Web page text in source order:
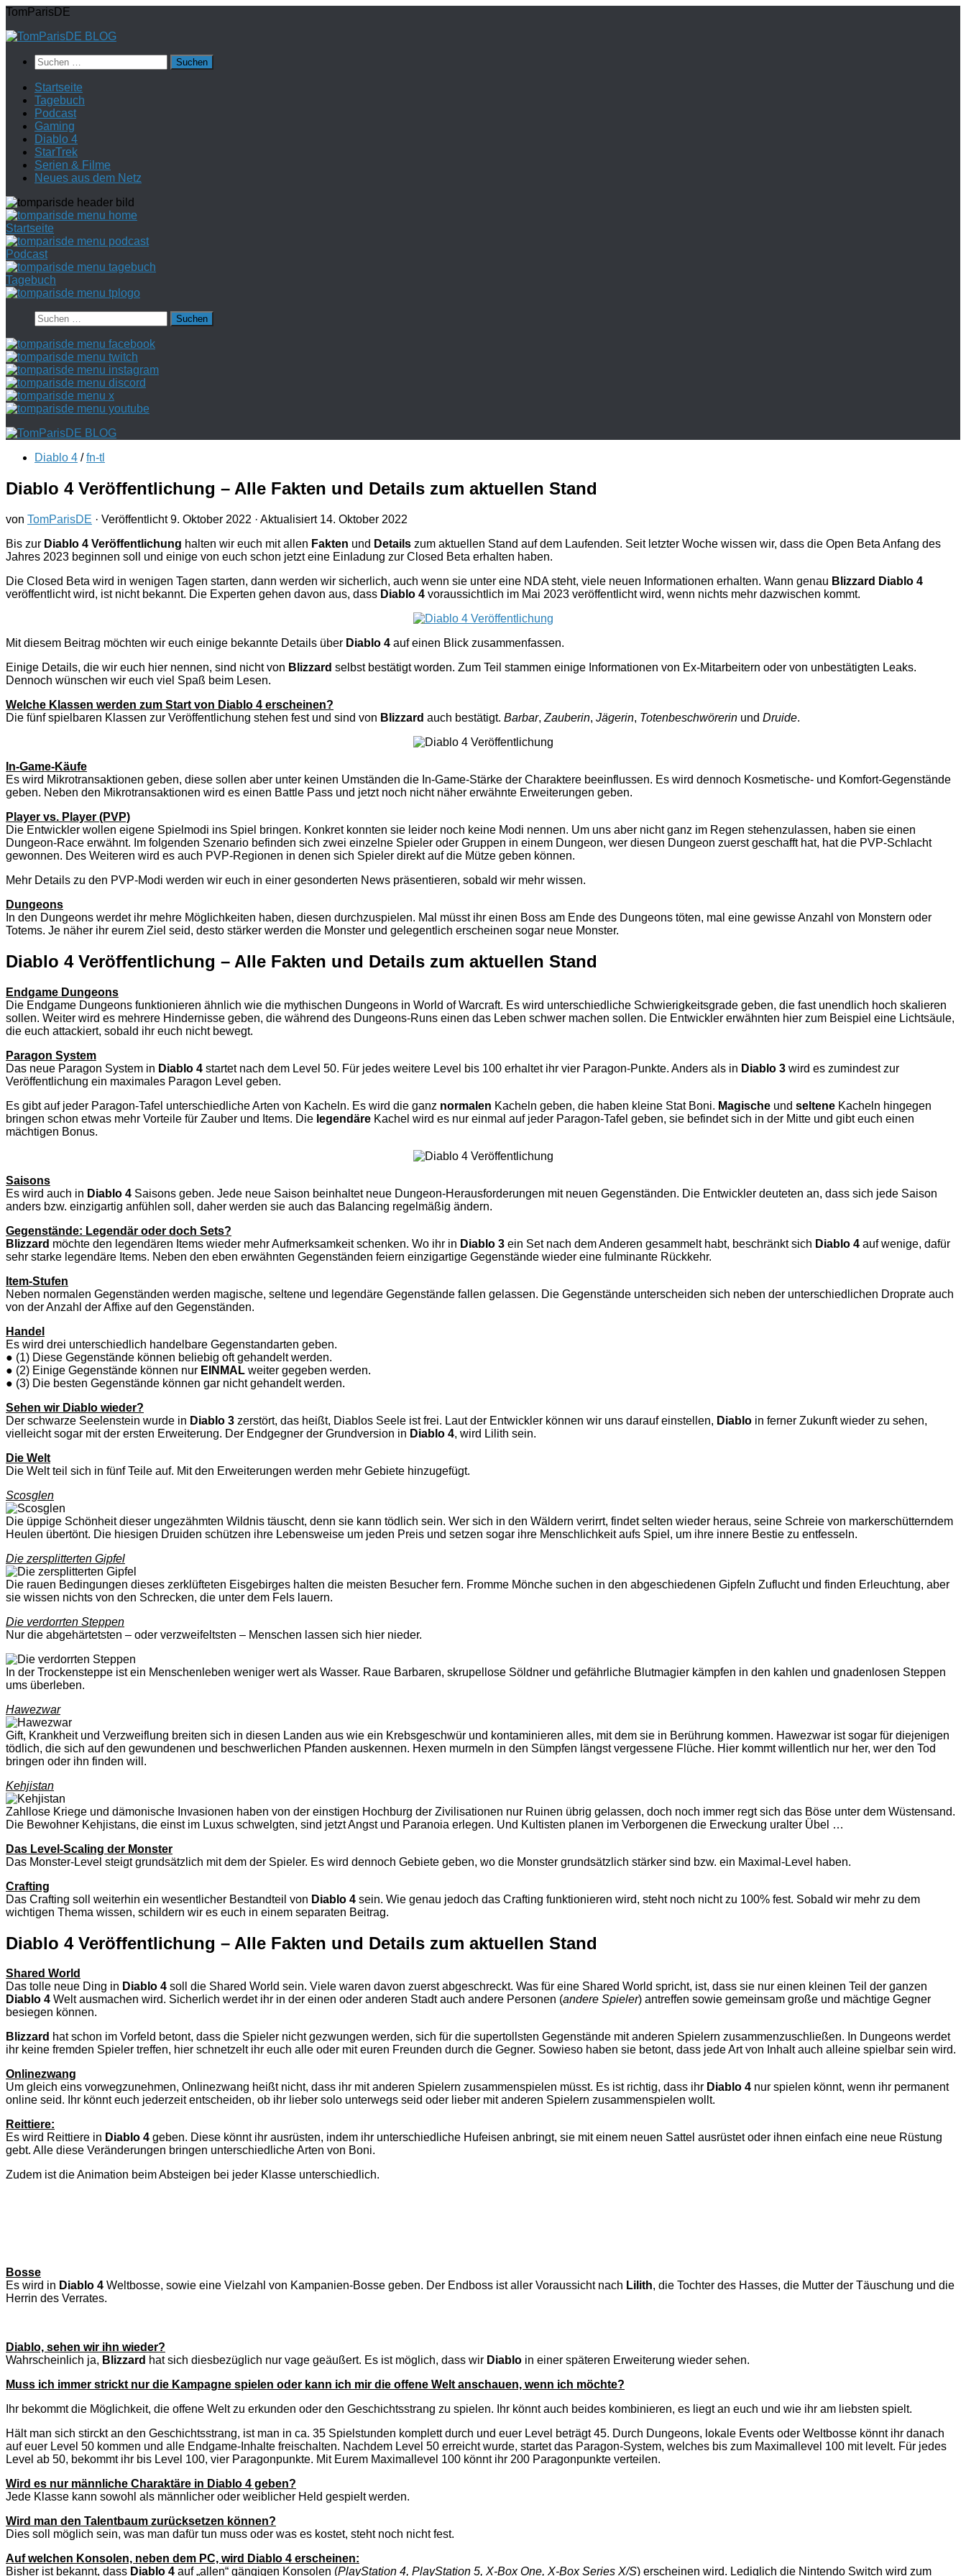
Zum
springen
TomParisDE
Suchen
nach:
Startseite
Tagebuch
Podcast
Gaming
Diablo 4
StarTrek
Serien & Filme
Neues aus dem Netz
Startseite
Podcast
Tagebuch
Suchen
nach:
Diablo 4 / fn-tl
Diablo 4 Veröffentlichung – Alle Fakten und Details zum aktuellen Stand
von TomParisDE · Veröffentlicht9. Oktober 2022 · Aktualisiert 14. Oktober 2022
Bis zur Diablo 4 Veröffentlichung halten wir euch mit allen Fakten und Details zum aktuellen Stand auf dem Laufenden. Seit letzter Woche wissen wir, dass die Open Beta Anfang des
Jahres 2023 beginnen soll und einige von euch schon jetzt eine Einladung zur Closed Beta erhalten haben.
Die Closed Beta wird in wenigen Tagen starten, dann werden wir sicherlich, auch wenn sie unter eine NDA steht, viele neuen Informationen erhalten. Wann genau Blizzard Diablo 4
veröffentlicht wird, ist nicht bekannt. Die Experten gehen davon aus, dass Diablo 4 voraussichtlich im Mai 2023 veröffentlicht wird, wenn nichts mehr dazwischen kommt.
Mit diesem Beitrag möchten wir euch einige bekannte Details über Diablo 4 auf einen Blick zusammenfassen.
Einige Details, die wir euch hier nennen, sind nicht von Blizzard selbst bestätigt worden. Zum Teil stammen einige Informationen von Ex-Mitarbeitern oder von unbestätigten Leaks.
Dennoch wünschen wir euch viel Spaß beim Lesen.
Welche Klassen werden zum Start von Diablo 4 erscheinen?
Die fünf spielbaren Klassen zur Veröffentlichung stehen fest und sind von Blizzard auch bestätigt. Barbar, Zauberin, Jägerin, Totenbeschwörerin und Druide.
In-Game-Käufe
Es wird Mikrotransaktionen geben, diese sollen aber unter keinen Umständen die In-Game-Stärke der Charaktere beeinflussen. Es wird dennoch Kosmetische- und Komfort-Gegenstände
geben. Neben den Mikrotransaktionen wird es einen Battle Pass und jetzt noch nicht näher erwähnte Erweiterungen geben.
Player vs. Player (PVP)
Die Entwickler wollen eigene Spielmodi ins Spiel bringen. Konkret konnten sie leider noch keine Modi nennen. Um uns aber nicht ganz im Regen stehenzulassen, haben sie einen
Dungeon-Race erwähnt. Im folgenden Szenario befinden sich zwei einzelne Spieler oder Gruppen in einem Dungeon, wer diesen Dungeon zuerst geschafft hat, hat die PVP-Schlacht
gewonnen. Des Weiteren wird es auch PVP-Regionen in denen sich Spieler direkt auf die Mütze geben können.
Mehr Details zu den PVP-Modi werden wir euch in einer gesonderten News präsentieren, sobald wir mehr wissen.
Dungeons
In den Dungeons werdet ihr mehre Möglichkeiten haben, diesen durchzuspielen. Mal müsst ihr einen Boss am Ende des Dungeons töten, mal eine gewisse Anzahl von Monstern oder
Totems. Je näher ihr eurem Ziel seid, desto stärker werden die Monster und gelegentlich erscheinen sogar neue Monster.
Diablo 4 Veröffentlichung – Alle Fakten und Details zum aktuellen Stand
Endgame Dungeons
Die Endgame Dungeons funktionieren ähnlich wie die mythischen Dungeons in World of Warcraft. Es wird unterschiedliche Schwierigkeitsgrade geben, die fast unendlich hoch skalieren
sollen. Weiter wird es mehrere Hindernisse geben, die während des Dungeons-Runs einen das Leben schwer machen sollen. Die Entwickler erwähnten hier zum Beispiel eine Lichtsäule,
die euch attackiert, sobald ihr euch nicht bewegt.
Paragon System
Das neue Paragon System in Diablo 4 startet nach dem Level 50. Für jedes weitere Level bis 100 erhaltet ihr vier Paragon-Punkte. Anders als in Diablo 3 wird es zumindest zur
Veröffentlichung ein maximales Paragon Level geben.
Es gibt auf jeder Paragon-Tafel unterschiedliche Arten von Kacheln. Es wird die ganz normalen Kacheln geben, die haben kleine Stat Boni. Magische und seltene Kacheln hingegen
bringen schon etwas mehr Vorteile für Zauber und Items. Die legendäre Kachel wird es nur einmal auf jeder Paragon-Tafel geben, sie befindet sich in der Mitte und gibt euch einen
mächtigen Bonus.
Saisons
Es wird auch in Diablo 4 Saisons geben. Jede neue Saison beinhaltet neue Dungeon-Herausforderungen mit neuen Gegenständen. Die Entwickler deuteten an, dass sich jede Saison
anders bzw. einzigartig anfühlen soll, daher werden sie auch das Balancing regelmäßig ändern.
Gegenstände: Legendär oder doch Sets?
Blizzard möchte den legendären Items wieder mehr Aufmerksamkeit schenken. Wo ihr in Diablo 3 ein Set nach dem Anderen gesammelt habt, beschränkt sich Diablo 4 auf wenige, dafür
sehr starke legendäre Items. Neben den eben erwähnten Gegenständen feiern einzigartige Gegenstände wieder eine fulminante Rückkehr.
Item-Stufen
Neben normalen Gegenständen werden magische, seltene und legendäre Gegenstände fallen gelassen. Die Gegenstände unterscheiden sich neben der unterschiedlichen Droprate auch
von der Anzahl der Affixe auf den Gegenständen.
Handel
Es wird drei unterschiedlich handelbare Gegenstandarten geben.
● (1) Diese Gegenstände können beliebig oft gehandelt werden.
● (2) Einige Gegenstände können nur EINMAL weiter gegeben werden.
● (3) Die besten Gegenstände können gar nicht gehandelt werden.
Sehen wir Diablo wieder?
Der schwarze Seelenstein wurde in Diablo 3 zerstört, das heißt, Diablos Seele ist frei. Laut der Entwickler können wir uns darauf einstellen, Diablo in ferner Zukunft wieder zu sehen,
vielleicht sogar mit der ersten Erweiterung. Der Endgegner der Grundversion in Diablo 4, wird Lilith sein.
Die Welt
Die Welt teil sich in fünf Teile auf. Mit den Erweiterungen werden mehr Gebiete hinzugefügt.
Scosglen
Die üppige Schönheit dieser ungezähmten Wildnis täuscht, denn sie kann tödlich sein. Wer sich in den Wäldern verirrt, findet selten wieder heraus, seine Schreie von markerschütterndem
Heulen übertönt. Die hiesigen Druiden schützen ihre Lebensweise um jeden Preis und setzen sogar ihre Menschlichkeit aufs Spiel, um ihre innere Bestie zu entfesseln.
Die zersplitterten Gipfel
Die rauen Bedingungen dieses zerklüfteten Eisgebirges halten die meisten Besucher fern. Fromme Mönche suchen in den abgeschiedenen Gipfeln Zuflucht und finden Erleuchtung, aber
sie wissen nichts von den Schrecken, die unter dem Fels lauern.
Die verdorrten Steppen
Nur die abgehärtetsten – oder verzweifeltsten – Menschen lassen sich hier nieder.
In der Trockensteppe ist ein Menschenleben weniger wert als Wasser. Raue Barbaren, skrupellose Söldner und gefährliche Blutmagier kämpfen in den kahlen und gnadenlosen Steppen
ums überleben.
Hawezwar
Gift, Krankheit und Verzweiflung breiten sich in diesen Landen aus wie ein Krebsgeschwür und kontaminieren alles, mit dem sie in Berührung kommen. Hawezwar ist sogar für diejenigen
tödlich, die sich auf den gewundenen und beschwerlichen Pfanden auskennen. Hexen murmeln in den Sümpfen längst vergessene Flüche. Hier kommt willentlich nur her, wer den Tod
bringen oder ihn finden will.
Kehjistan
Zahllose Kriege und dämonische Invasionen haben von der einstigen Hochburg der Zivilisationen nur Ruinen übrig gelassen, doch noch immer regt sich das Böse unter dem Wüstensand.
Die Bewohner Kehjistans, die einst im Luxus schwelgten, sind jetzt Angst und Paranoia erlegen. Und Kultisten planen im Verborgenen die Erweckung uralter Übel …
Das Level-Scaling der Monster
Das Monster-Level steigt grundsätzlich mit dem der Spieler. Es wird dennoch Gebiete geben, wo die Monster grundsätzlich stärker sind bzw. ein Maximal-Level haben.
Crafting
Das Crafting soll weiterhin ein wesentlicher Bestandteil von Diablo 4 sein. Wie genau jedoch das Crafting funktionieren wird, steht noch nicht zu 100% fest. Sobald wir mehr zu dem
wichtigen Thema wissen, schildern wir es euch in einem separaten Beitrag.
Diablo 4 Veröffentlichung – Alle Fakten und Details zum aktuellen Stand
Shared World
Das tolle neue Ding in Diablo 4 soll die Shared World sein. Viele waren davon zuerst abgeschreckt. Was für eine Shared World spricht, ist, dass sie nur einen kleinen Teil der ganzen
Diablo 4 Welt ausmachen wird. Sicherlich werdet ihr in der einen oder anderen Stadt auch andere Personen (andere Spieler) antreffen sowie gemeinsam große und mächtige Gegner
besiegen können.
Blizzard hat schon im Vorfeld betont, dass die Spieler nicht gezwungen werden, sich für die supertollsten Gegenstände mit anderen Spielern zusammenzuschließen. In Dungeons werdet
ihr keine fremden Spieler treffen, hier schnetzelt ihr euch alle oder mit euren Freunden durch die Gegner. Sowieso haben sie betont, dass jede Art von Inhalt auch alleine spielbar sein wird.
Onlinezwang
Um gleich eins vorwegzunehmen, Onlinezwang heißt nicht, dass ihr mit anderen Spielern zusammenspielen müsst. Es ist richtig, dass ihr Diablo 4 nur spielen könnt, wenn ihr permanent
online seid. Ihr könnt euch jederzeit entscheiden, ob ihr lieber solo unterwegs seid oder lieber mit anderen Spielern zusammenspielen wollt.
Reittiere:
Es wird Reittiere in Diablo 4 geben. Diese könnt ihr ausrüsten, indem ihr unterschiedliche Hufeisen anbringt, sie mit einem neuen Sattel ausrüstet oder ihnen einfach eine neue Rüstung
gebt. Alle diese Veränderungen bringen unterschiedliche Arten von Boni.
Zudem ist die Animation beim Absteigen bei jeder Klasse unterschiedlich.
Bosse
Es wird in Diablo 4 Weltbosse, sowie eine Vielzahl von Kampanien-Bosse geben. Der Endboss ist aller Voraussicht nach Lilith, die Tochter des Hasses, die Mutter der Täuschung und die
Herrin des Verrates.
Diablo, sehen wir ihn wieder?
Wahrscheinlich ja, Blizzard hat sich diesbezüglich nur vage geäußert. Es ist möglich, dass wir Diablo in einer späteren Erweiterung wieder sehen.
Muss ich immer strickt nur die Kampagne spielen oder kann ich mir die offene Welt anschauen, wenn ich möchte?
Ihr bekommt die Möglichkeit, die offene Welt zu erkunden oder den Geschichtsstrang zu spielen. Ihr könnt auch beides kombinieren, es liegt an euch und wie ihr am liebsten spielt.
Hält man sich stirckt an den Geschichtsstrang, ist man in ca. 35 Spielstunden komplett durch und euer Level beträgt 45. Durch Dungeons, lokale Events oder Weltbosse könnt ihr danach
auf euer Level 50 kommen und alle Endgame-Inhalte freischalten. Nachdem Level 50 erreicht wurde, startet das Paragon-System, welches bis zum Maximallevel 100 mit levelt. Für jedes
Level ab 50, bekommt ihr bis Level 100, vier Paragonpunkte. Mit Eurem Maximallevel 100 könnt ihr 200 Paragonpunkte verteilen.
Wird es nur männliche Charaktäre in Diablo 4 geben?
Jede Klasse kann sowohl als männlicher oder weiblicher Held gespielt werden.
Wird man den Talentbaum zurücksetzen können?
Dies soll möglich sein, was man dafür tun muss oder was es kostet, steht noch nicht fest.
Auf welchen Konsolen, neben dem PC, wird Diablo 4 erscheinen:
Bisher ist bekannt, dass Diablo 4 auf „allen“ gängigen Konsolen (PlayStation 4, PlayStation 5, X-Box One, X-Box Series X/S) erscheinen wird. Lediglich die Nintendo Switch wird zum